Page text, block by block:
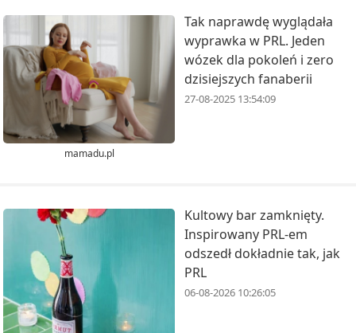
mamadu.pl
Tak naprawdę wyglądała
wyprawka w PRL. Jeden
wózek dla pokoleń i zero
dzisiejszych fanaberii
27-08-2025 13:54:09
Kultowy bar zamknięty.
Inspirowany PRL‑em
odszedł dokładnie tak, jak
PRL
06-08-2026 10:26:05